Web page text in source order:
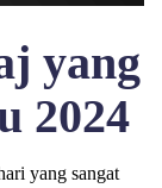
yang
2024
yang sangat